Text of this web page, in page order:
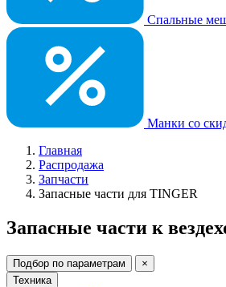
Спальные
Манки со
Главная
Распродажа
Запчасти
Запасные части для TINGER
Запасные части к
Подбор по параметрам
×
Техника